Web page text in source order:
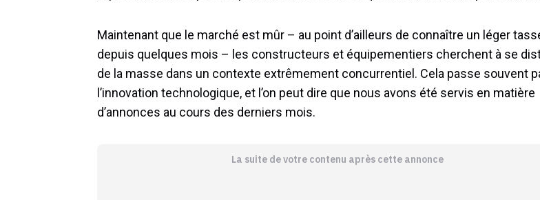
Maintenant que le marché est mûr – au point d’ailleurs de connaître un léger
depuis quelques mois – les constructeurs et équipementiers cherchent à se
de la masse dans un contexte extrêmement concurrentiel. Cela passe souvent
l’innovation technologique, et l’on peut dire que nous avons été servis en matière
d’annonces au cours des derniers mois.
La suite de votre contenu après cette annonce